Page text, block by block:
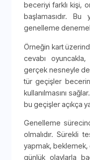
beceriyi farklı kişi,
başlamasıdır.
genelleme
Örneğin kart
cevabı
gerçek nesneyle de
tür geçişler
kullanılmasını
bu geçişler açıkça
Genelleme
olmalıdır. Sürekli
yapmak, beklemek,
günlük olaylarla